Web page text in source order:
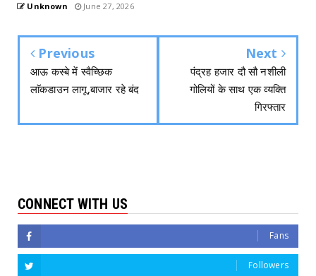
Unknown June 27, 2026
Previous
आऊ कस्बे में स्वैच्छिक
लाॅकडाउन लागू,बाजार रहे बंद
Next
पंद्रह हजार दौ सौ नशीली
गोलियों के साथ एक व्यक्ति
गिरफ्तार
CONNECT WITH US
Fans
Followers